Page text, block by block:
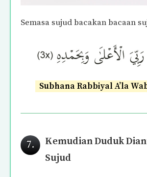
Semasa sujud bacakan bacaan
Subhana Rabbiyal A’la
7.
Kemudian Duduk
Sujud